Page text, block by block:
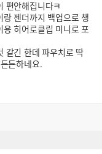
편안해집니다ㅋ
젠더까지 백업으로 챙
히어로클립 미니로 포
같긴 한데 파우치로 딱
든하네요.